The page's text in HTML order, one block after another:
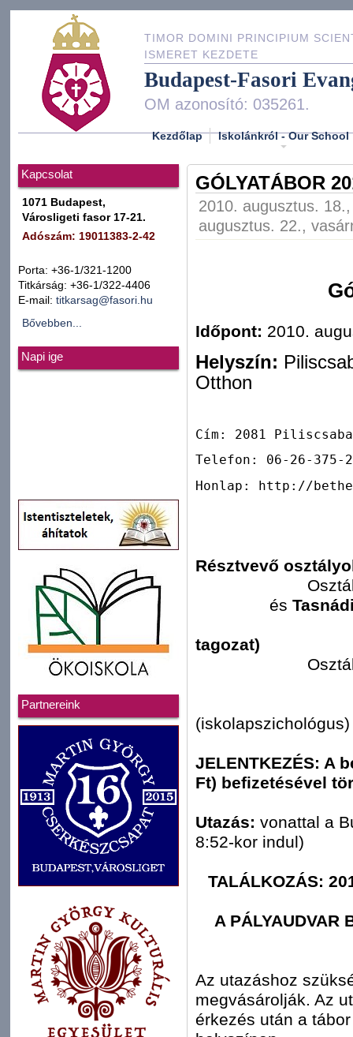
TIMOR DOMINI PRINCIPIUM
ISMERET KEZDETE
Budapest-Fasori
OM azonosító: 035261.
Kezdőlap Iskolánkról - Our School
Kapcsolat
1071 Budapest,
Városligeti fasor 17-21.
Adószám: 19011383-2-42
Porta: +36-1/321-1200
Titkárság: +36-1/322-4406
E-mail: titkarsag@fasori.hu
Bővebben...
Napi ige
Partnereink
GÓLYATÁBOR
2010. augusztus.
augusztus. 22.,
Időpont: 2010.
Helyszín:
Otthon
Cím: 2081
Telefon: 06-26-375-
Honlap: http://
Résztvevő
és
tagozat)
(iskolapszichológus)
JELENTKEZÉS: A
Ft) befizetésével
Utazás: vonattal a
8:52-kor indul)
TALÁLKOZÁS:
A PÁLYAUDVAR
Az utazáshoz
megvásárolják. Az
érkezés után a